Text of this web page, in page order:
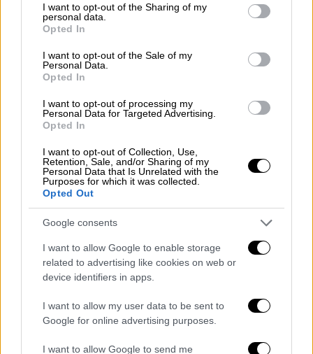
not limited to your visit or usage behaviour. You may click to
grant or deny consent to Google and its third-party tags to
use your data for below specified purposes in below Google
consent section.
I want to opt-out of the Sharing of my
personal data.
Opted In
I want to opt-out of the Sale of my
Personal Data.
Opted In
I want to opt-out of processing my
Personal Data for Targeted Advertising.
Opted In
I want to opt-out of Collection, Use,
Retention, Sale, and/or Sharing of my
Personal Data that Is Unrelated with the
Purposes for which it was collected.
Opted Out
Google consents
I want to allow Google to enable storage
related to advertising like cookies on web or
device identifiers in apps.
I want to allow my user data to be sent to
Google for online advertising purposes.
I want to allow Google to send me
Αθλητισμός 04.05.2024 16:49
Premier League: Άνετη νίκη της
Άρσεναλ που ελπίζει σε γκέλα της
Μάντσεστερ Σίτι
Η Άρσεναλ επικράτησε 3-0 της Μπόρνμουθ
στο Έμιρεϊτς